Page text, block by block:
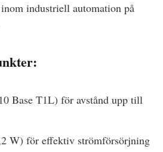
industriell automation på
Base T1L) för avstånd upp till
W) för effektiv strömförsörjning